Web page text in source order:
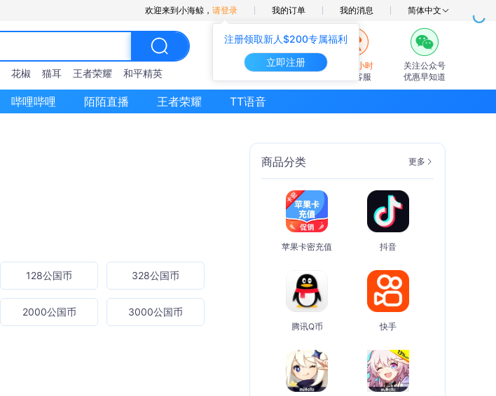
注册领取新人$200专属福利
立即注册
欢迎来到小海鲸， 请登录 我的订单 我的消息 简体中文
花椒 猫耳 王者荣耀 和平精英
7×24小时
在线客服
关注公众号
优惠早知道
哔哩哔哩 陌陌直播 王者荣耀 TT语音
128公国币 328公国币
2000公国币 3000公国币
商品分类 更多
苹果卡密充值 抖音
腾讯Q币 快手